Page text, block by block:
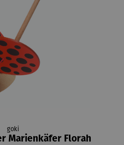
goki
Marienkäfer Florah